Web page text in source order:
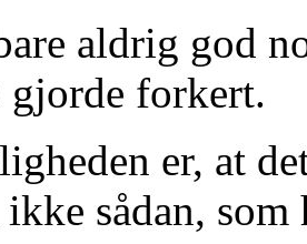
aldrig god
gjorde forkert.
er, at
sådan, som